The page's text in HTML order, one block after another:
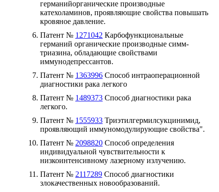
германийорганические производные
катехоламинов, проявляющие свойства повышать
кровяное давление.
Патент № 1271042 Карбофункциональные
германий органические производные симм-
триазина, обладающие свойствами
иммунодепрессантов.
Патент № 1363996 Способ интраоперационной
диагностики рака легкого
Патент № 1489373 Способ диагностики рака
легкого.
Патент № 1555933 Триэтилгермилсукцинимид,
проявляющий иммуномодулирующие свойства".
Патент № 2098820 Способ определения
индивидуальной чувствительности к
низкоинтенсивному лазерному излучению.
Патент № 2117289 Способ диагностики
злокачественных новообразований.